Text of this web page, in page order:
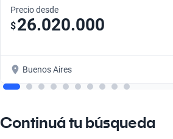
Precio desde
$26.020.000
Buenos Aires
Continuá tu búsqueda